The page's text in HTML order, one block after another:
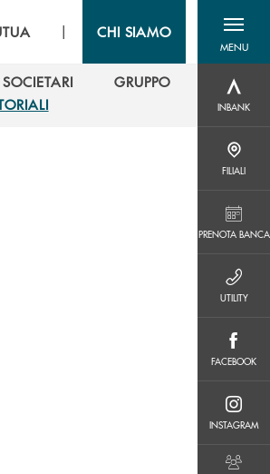
| CHI SIAMO
MENU
menu
INBANK
FILIALI
PRENOTA BANCA
UTILITY
FACEBOOK
INSTAGRAM
GRUPPO